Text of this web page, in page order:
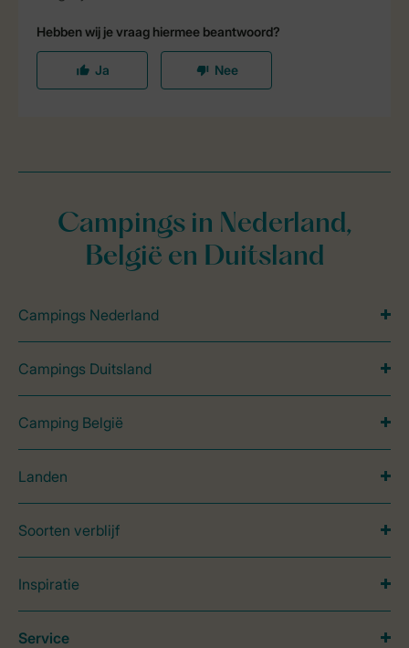
Campings in Nederland,
België en Duitsland
Campings Nederland
Campings Duitsland
Camping België
Landen
Soorten verblijf
Inspiratie
Service